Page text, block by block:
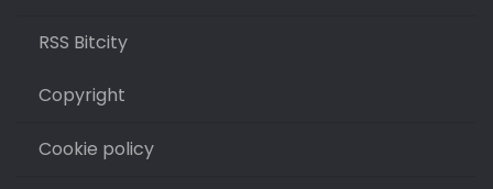
RSS Bitcity
Copyright
Cookie policy